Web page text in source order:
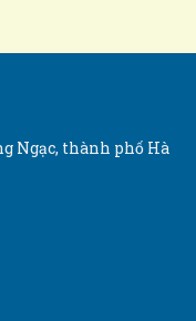
Ngạc, thành phố Hà